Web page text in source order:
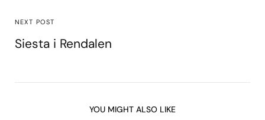
NEXT POST
Siesta i Rendalen
YOU MIGHT ALSO LIKE